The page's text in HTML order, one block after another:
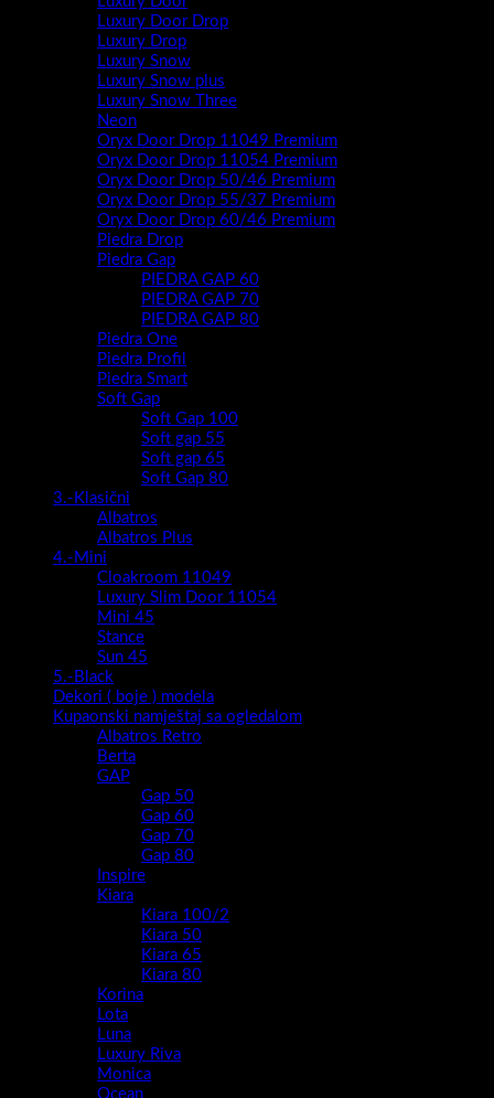
Luxury Door Drop
Luxury Drop
Luxury Snow
Luxury Snow plus
Luxury Snow Three
Neon
Oryx Door Drop 11049 Premium
Oryx Door Drop 11054 Premium
Oryx Door Drop 50/46 Premium
Oryx Door Drop 55/37 Premium
Oryx Door Drop 60/46 Premium
Piedra Drop
Piedra Gap
PIEDRA GAP 60
PIEDRA GAP 70
PIEDRA GAP 80
Piedra One
Piedra Profil
Piedra Smart
Soft Gap
Soft Gap 100
Soft gap 55
Soft gap 65
Soft Gap 80
3.-Klasični
Albatros
Albatros Plus
4.-Mini
Cloakroom 11049
Luxury Slim Door 11054
Mini 45
Stance
Sun 45
5.-Black
Dekori ( boje ) modela
Kupaonski namještaj sa ogledalom
Albatros Retro
Berta
GAP
Gap 50
Gap 60
Gap 70
Gap 80
Inspire
Kiara
Kiara 100/2
Kiara 50
Kiara 65
Kiara 80
Korina
Lota
Luna
Luxury Riva
Monica
Ocean